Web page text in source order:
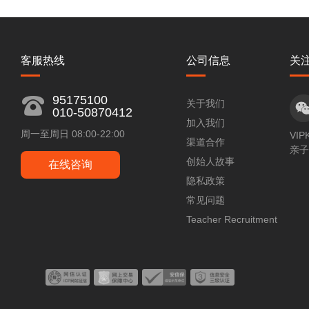
客服热线
95175100
010-50870412
周一至周日 08:00-22:00
在线咨询
公司信息
关于我们
加入我们
渠道合作
创始人故事
隐私政策
常见问题
Teacher Recruitment
关
亲